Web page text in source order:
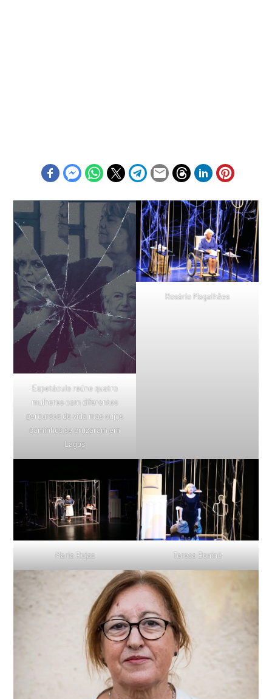
Espetáculo reúne quatro
mulheres com diferentes
percursos de vida mas cujos
caminhos se cruzaram em
Lagos
Rosário Magalhães
Maria Rojas Teresa Boniné